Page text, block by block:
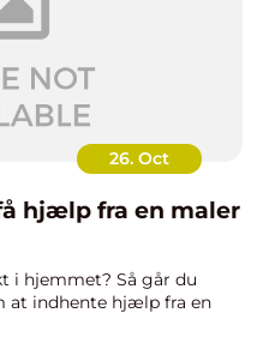
26. Oct
hjælp fra en maler
i hjemmet? Så går du
at indhente hjælp fra en